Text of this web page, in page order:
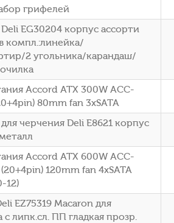
грифелей
EG30204 корпус ассорти
компл.:линейка/
2 угольника/карандаш/
Accord ATX 300W ACC-
80mm fan 3xSATA
черчения Deli E8621 корпус
Accord ATX 600W ACC-
120mm fan 4xSATA
12)
EZ75319 Macaron для
с липк.сл. ПП гладкая прозр.